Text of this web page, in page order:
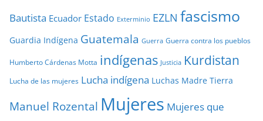
Bautista Ecuador Estado Exterminio EZLN fascismo
Guardia Indígena Guatemala Guerra Guerra contra los pueblos
Humberto Cárdenas Motta indígenas Justicia Kurdistan
Lucha de las mujeres Lucha indígena Luchas Madre Tierra
Manuel Rozental Mujeres Mujeres que